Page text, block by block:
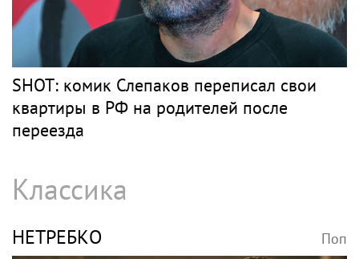
SHOT: комик Слепаков переписал свои
квартиры в РФ на родителей после
переезда
Классика
НЕТРЕБКО Поп